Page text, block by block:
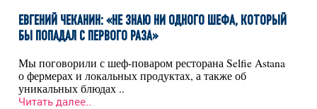
ЕВГЕНИЙ ЧЕКАНИН: «НЕ ЗНАЮ НИ ОДНОГО ШЕФА, КОТОРЫЙ
БЫ ПОПАДАЛ С ПЕРВОГО РАЗА»
Мы поговорили с шеф-поваром ресторана Selfie Astana
о фермерах и локальных продуктах, а также об
уникальных блюдах ..
Читать далее..